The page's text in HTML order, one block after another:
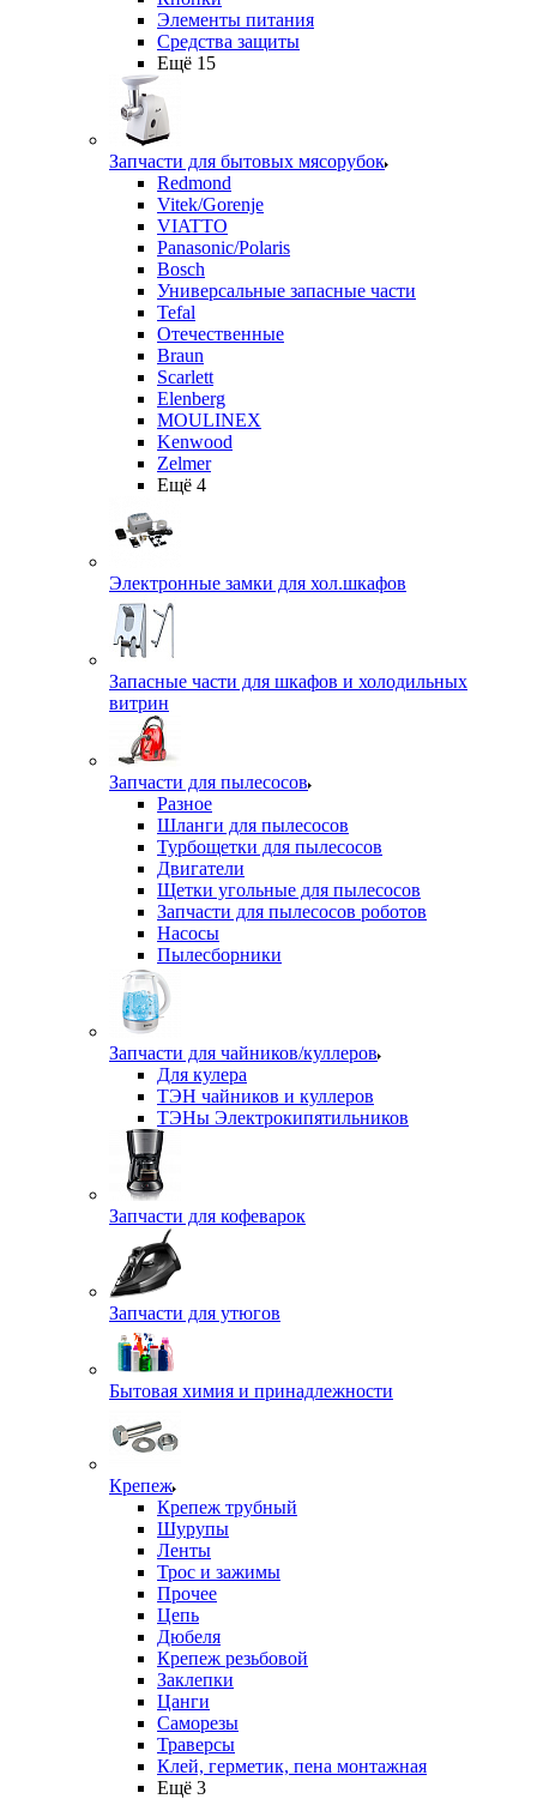
Элементы питания
Средства защиты
Ещё 15
Запчасти для бытовых мясорубок
Redmond
Vitek/Gorenje
VIATTO
Panasonic/Polaris
Bosch
Универсальные запасные части
Tefal
Отечественные
Braun
Scarlett
Elenberg
MOULINEX
Kenwood
Zelmer
Ещё 4
Электронные замки для хол.шкафов
Запасные части для шкафов и холодильных
витрин
Запчасти для пылесосов
Разное
Шланги для пылесосов
Турбощетки для пылесосов
Двигатели
Щетки угольные для пылесосов
Запчасти для пылесосов роботов
Насосы
Пылесборники
Запчасти для чайников/куллеров
Для кулера
ТЭН чайников и куллеров
ТЭНы Электрокипятильников
Запчасти для кофеварок
Запчасти для утюгов
Бытовая химия и принадлежности
Крепеж
Крепеж трубный
Шурупы
Ленты
Трос и зажимы
Прочее
Цепь
Дюбеля
Крепеж резьбовой
Заклепки
Цанги
Саморезы
Траверсы
Клей, герметик, пена монтажная
Ещё 3